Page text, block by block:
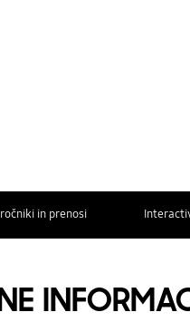
in prenosi